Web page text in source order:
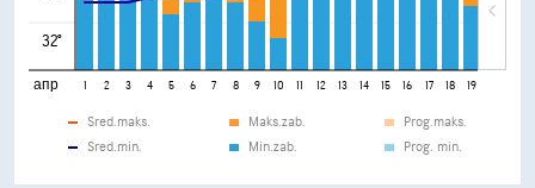
32°
апр 1 2 3 4 5 6 7 8 9 10 11 12 13 14 15 16 17 18 19
Sred.maks.
Sred.min.
Maks.zab.
Min.zab.
Prog.maks.
Prog. min.